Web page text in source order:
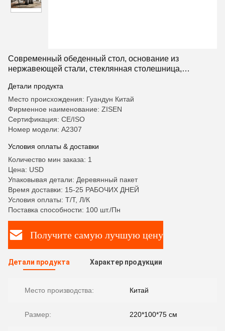
Современный обеденный стол, основание из
нержавеющей стали, стеклянная столешница,
Детали продукта
Место происхождения: Гуандун Китай
Фирменное наименование: ZISEN
Сертификация: CE/ISO
Номер модели: A2307
Условия оплаты & доставки
Количество мин заказа: 1
Цена: USD
Упаковывая детали: Деревянный пакет
Время доставки: 15-25 РАБОЧИХ ДНЕЙ
Условия оплаты: Т/Т, Л/К
Поставка способности: 100 шт./Пн
Получите самую лучшую цену
Детали продукта Характер продукции
Место производства: Китай
Размер: 220*100*75 см